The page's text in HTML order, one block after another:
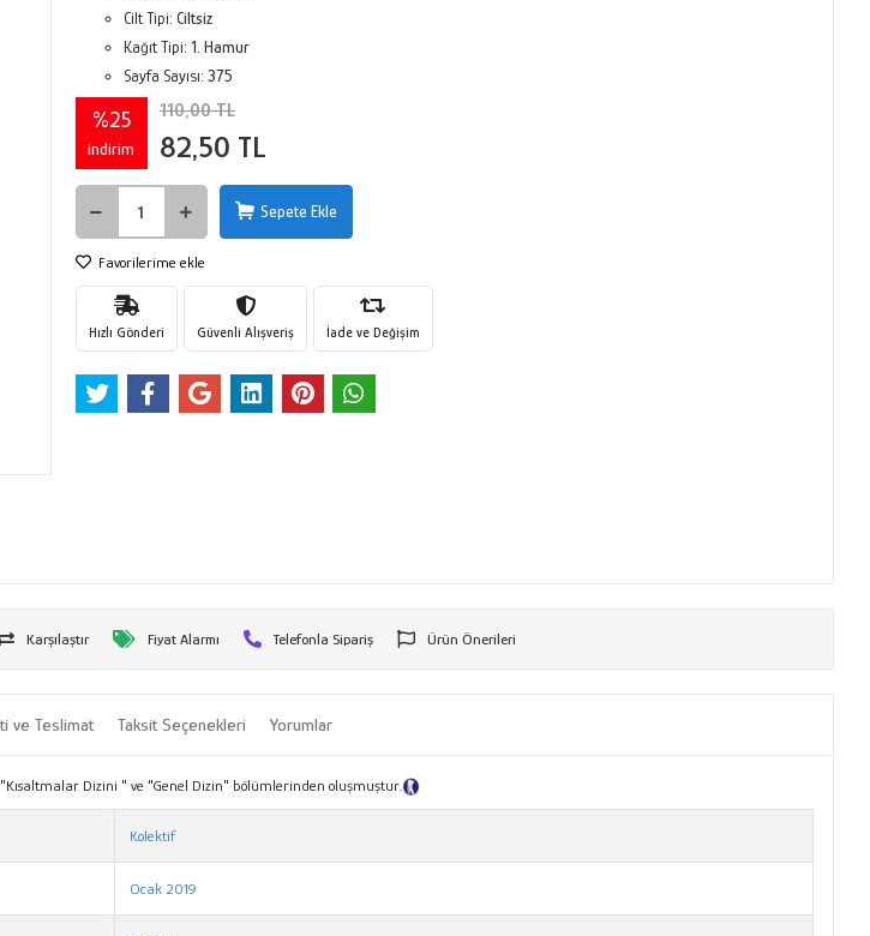
Cilt Tipi: Ciltsiz
Kağıt Tipi: 1. Hamur
Sayfa Sayısı: 375
%25
indirim
110,00 TL
82,50 TL
Sepete Ekle
Favorilerime ekle
Hızlı Gönderi Güvenli Alışveriş İade ve Değişim
Karşılaştır Fiyat Alarmı Telefonla Sipariş Ürün Önerileri
ve Teslimat Taksit Seçenekleri Yorumlar
Dizini " ve "Genel Dizin" bölümlerinden oluşmuştur.
Kolektif
Ocak 2019